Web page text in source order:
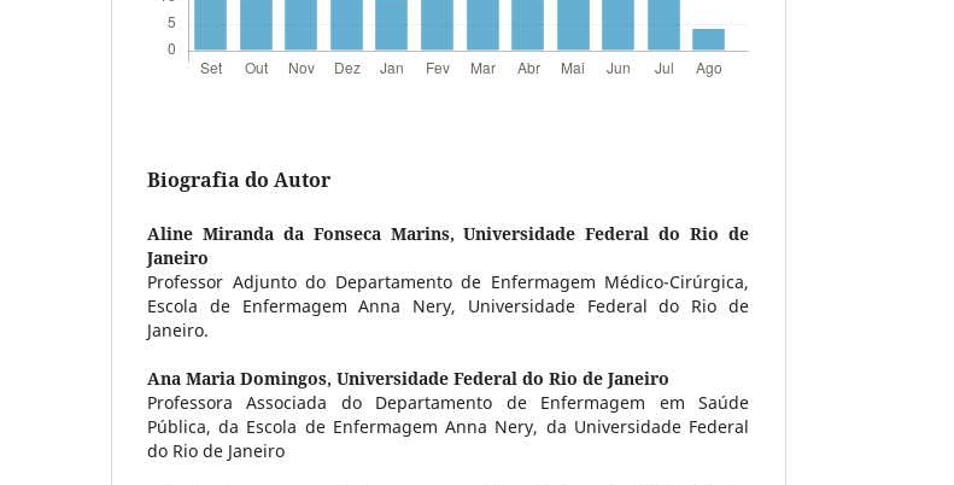
Biografia do Autor
Aline Miranda da Fonseca Marins,Universidade Federal do Rio de
Janeiro
Professor Adjunto do Departamento de Enfermagem Médico-Cirúrgica,
Escola de Enfermagem Anna Nery, Universidade Federal do Rio de
Janeiro.
Ana Maria Domingos, Universidade Federal do Rio de Janeiro
Professora Associada do Departamento de Enfermagem em Saúde
Pública, da Escola de Enfermagem Anna Nery, da Universidade Federal
do Rio de Janeiro